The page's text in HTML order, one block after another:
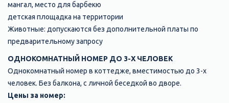
мангал, место для барбекю
детская площадка на территории
Животные: допускаются без дополнительной платы по
предварительному запросу
ОДНОКОМНАТНЫЙ НОМЕР ДО 3-Х ЧЕЛОВЕК
Однокомнатный номер в коттедже, вместимостью до 3-х
человек. Без балкона, с личной беседкой во дворе.
Цены за номер: